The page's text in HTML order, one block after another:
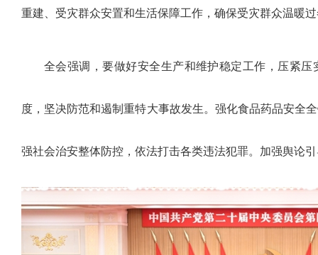
重建、受灾群众安置和生活保障工作，确保受灾群众温暖
全会强调，要做好安全生产和维护稳定工作，压紧
度，坚决防范和遏制重特大事故发生。强化食品药品安全
强社会治安整体防控，依法打击各类违法犯罪。加强舆论